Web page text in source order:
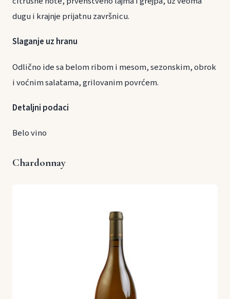
dugu i krajnje prijatnu završnicu.
Slaganje uz hranu
Odlično ide sa belom ribom i mesom, sezonskim, obrok
i voćnim salatama, grilovanim povrćem.
Detaljni podaci
Belo vino
Chardonnay